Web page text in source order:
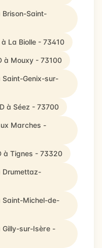
Brison-Saint-
La Biolle - 73410
à Mouxy - 73100
Saint-Genix-sur-
à Séez - 73700
Marches -
à Tignes - 73320
Drumettaz-
Saint-Michel-de-
Gilly-sur-Isère -